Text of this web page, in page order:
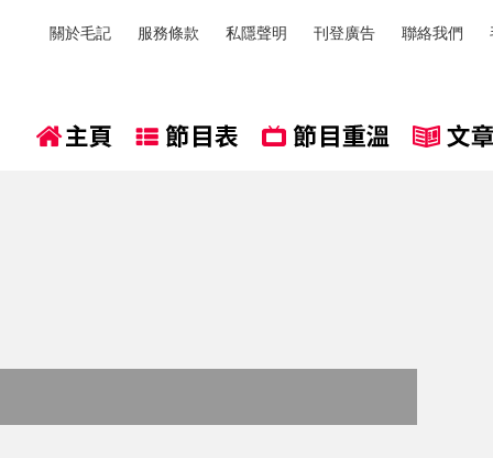
關於毛記 服務條款 私隱聲明 刊登廣告 聯絡我們